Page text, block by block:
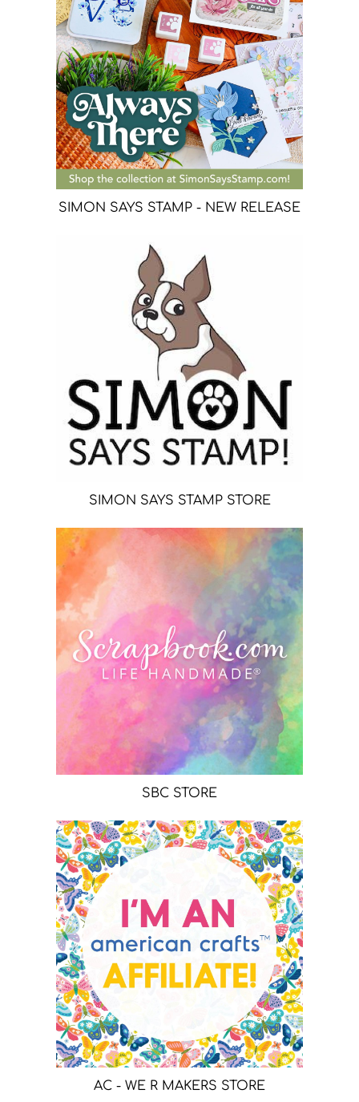
SIMON SAYS STAMP - NEW RELEASE
SIMON SAYS STAMP STORE
SBC STORE
AC - WE R MAKERS STORE